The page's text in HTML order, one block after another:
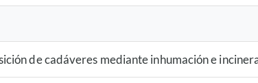
de cadáveres mediante inhumación e